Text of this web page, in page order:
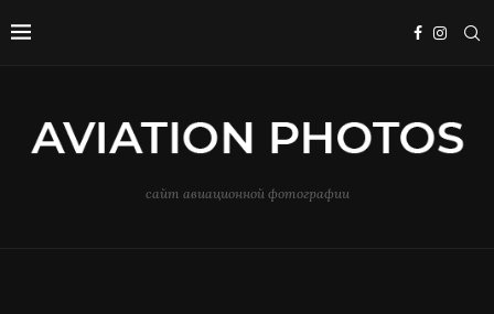
сайт авиационной фотографии